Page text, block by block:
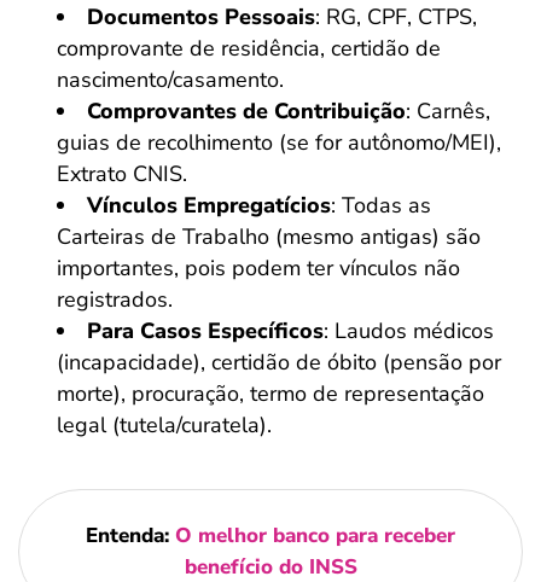
Documentos Pessoais: RG, CPF, CTPS,
comprovante de residência, certidão de
nascimento/casamento.
Comprovantes de Contribuição: Carnês,
guias de recolhimento (se for autônomo/MEI),
Extrato CNIS.
Vínculos Empregatícios: Todas as
Carteiras de Trabalho (mesmo antigas) são
importantes, pois podem ter vínculos não
registrados.
Para Casos Específicos: Laudos médicos
(incapacidade), certidão de óbito (pensão por
morte), procuração, termo de representação
legal (tutela/curatela).
Entenda: O melhor banco para receber
benefício do INSS